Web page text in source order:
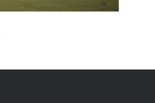
المقالات